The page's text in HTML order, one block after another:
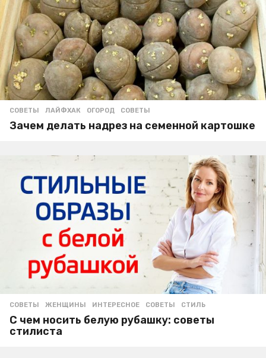
СОВЕТЫ ЛАЙФХАК ,ОГОРОД ,СОВЕТЫ
Зачем делать надрез на семенной картошке
СОВЕТЫ ЖЕНЩИНЫ ,ИНТЕРЕСНОЕ ,СОВЕТЫ ,СТИЛЬ
С чем носить белую рубашку: советы
стилиста